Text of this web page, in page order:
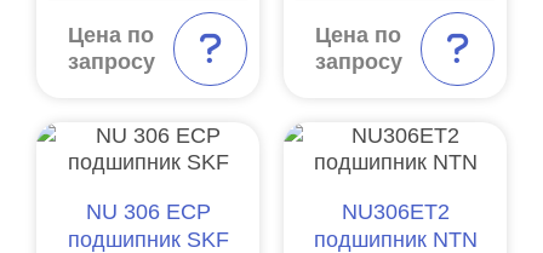
Цена по
запросу
Цена по
запросу
NU 306 ECP
подшипник SKF
NU306ET2
подшипник NTN